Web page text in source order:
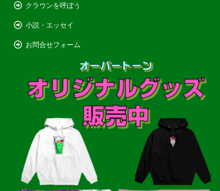
クラウンを呼ぼう
小説・エッセイ
お問合せフォーム